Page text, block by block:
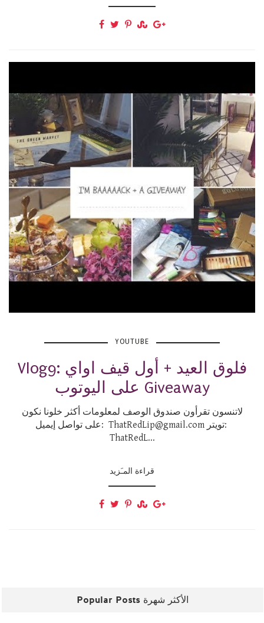
YOUTUBE
Vlog9: فلوق العيد + أول قيف اواي
على اليوتوب Giveaway
لاتنسون تقرأون صندوق الوصف لمعلومات أكثر خلونا نكون
على تواصل إيميل: ThatRedLip@gmail.com تويتر:
ThatRedL...
قراءة المـَزيد
Popular Posts الأكثر شهرة